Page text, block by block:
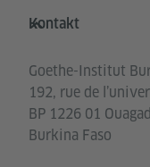
Service- und
Kontakt
Goethe-Institut
192, rue de
BP 1226 01
Burkina Faso